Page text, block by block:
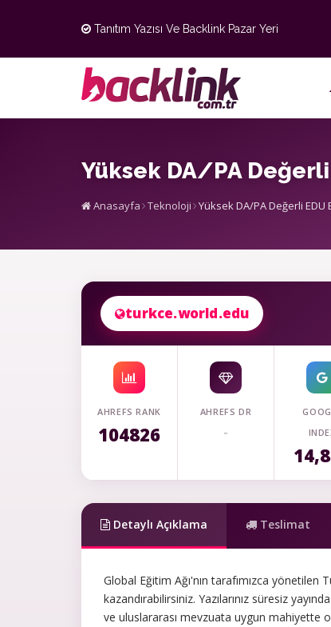
Tanıtım Yazısı Ve Backlink Pazar Yeri
Yüksek DA/PA Değerli
Anasayfa Teknoloji Yüksek DA/PA Değerli EDU
turkce.world.edu
AHREFS RANK
104826
AHREFS DR
-
Detaylı Açıklama Teslimat
Global Eğitim Ağı'nın tarafımızca yönetilen
kazandırabilirsiniz. Yazılarınız süresiz
ve uluslararası mevzuata uygun mahiyette